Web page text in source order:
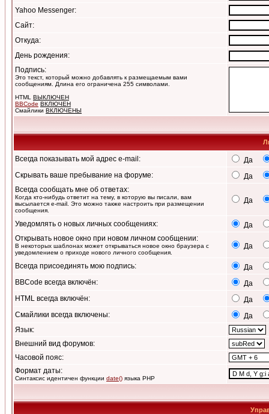
Yahoo Messenger:
Сайт:
Откуда:
День рождения:
Подпись:
Это текст, который можно добавлять к размещаемым вами
сообщениям. Длина его ограничена 255 символами.
HTML ВЫКЛЮЧЕН
BBCode ВКЛЮЧЕН
Смайлики ВКЛЮЧЕНЫ
Всегда показывать мой адрес e-mail:
Да
Скрывать ваше пребывание на форуме:
Да
Всегда сообщать мне об ответах:
Когда кто-нибудь ответит на тему, в которую вы писали, вам
высылается e-mail. Это можно также настроить при размещении
сообщения.
Да
Уведомлять о новых личных сообщениях:
Да
Открывать новое окно при новом личном сообщении:
В некоторых шаблонах может открываться новое окно браузера с
уведомлением о приходе нового личного сообщения.
Да
Всегда присоединять мою подпись:
Да
BBCode всегда включён:
Да
HTML всегда включён:
Да
Смайлики всегда включены:
Да
Язык:
Внешний вид форумов:
Часовой пояс:
Формат даты:
Синтаксис идентичен функции date() языка PHP